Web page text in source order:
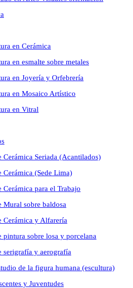
en Cerámica
en esmalte sobre metales
en Joyería y Orfebrería
en Mosaico Artístico
en Vitral
Cerámica Seriada (Acantilados)
Cerámica (Sede Lima)
Cerámica para el Trabajo
Mural sobre baldosa
Cerámica y Alfarería
pintura sobre losa y porcelana
serigrafía y aerografía
de la figura humana (escultura)
y Juventudes